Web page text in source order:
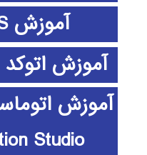
آموزش ArcGIS
آموزش اتوکد AUTOCAD
آموزش
Studio